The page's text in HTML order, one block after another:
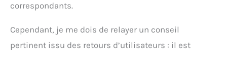
correspondants.
Cependant, je me dois de relayer un conseil
pertinent issu des retours d’utilisateurs : il est